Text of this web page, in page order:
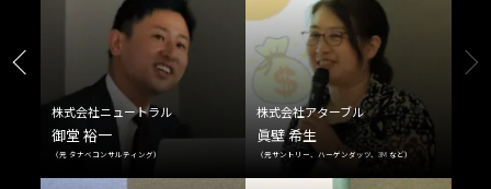
ートラル 株式会社アターブル
眞壁 希生
（元サントリー、ハーゲンダッツ、3M など）
ミズノ株式会社
中島 雅利